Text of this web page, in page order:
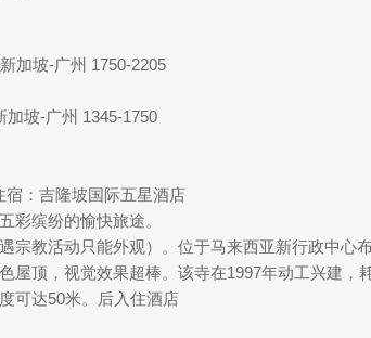
加坡-广州 1750-2205
坡-广州 1345-1750
：吉隆坡国际五星酒店
缤纷的愉快旅途。
宗教活动只能外观）。位于马来西亚新行政中心
屋顶，视觉效果超棒。该寺在1997年动工兴建，
可达50米。后入住酒店